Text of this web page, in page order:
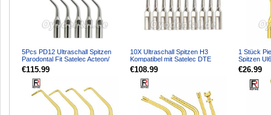
5Pcs PD12 Ultraschall Spitzen
Parodontal Fit Satelec Acteon/
woodpecker DTE Ultr...
€115.99
10X Ultraschall Spitzen H3
Kompatibel mit Satelec DTE
Ultraschall Handstück
€108.99
1 Stück
Spitzen
für
€26.99